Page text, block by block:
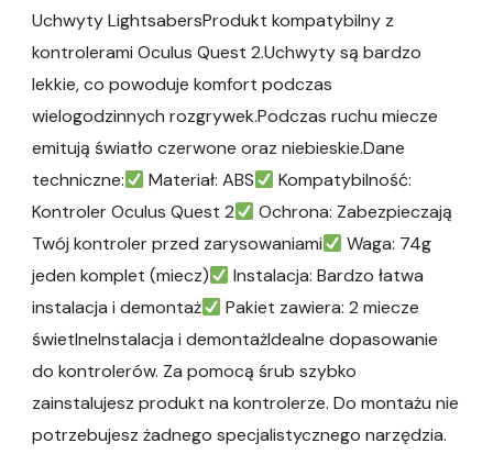
Uchwyty LightsabersProdukt kompatybilny z
kontrolerami Oculus Quest 2.Uchwyty są bardzo
lekkie, co powoduje komfort podczas
wielogodzinnych rozgrywek.Podczas ruchu miecze
emitują światło czerwone oraz niebieskie.Dane
techniczne:
Materiał: ABS
Kompatybilność:
Kontroler Oculus Quest 2
Ochrona: Zabezpieczają
Twój kontroler przed zarysowaniami
Waga: 74g
jeden komplet (miecz)
Instalacja: Bardzo łatwa
instalacja i demontaż
Pakiet zawiera: 2 miecze
świetlneInstalacja i demontażIdealne dopasowanie
do kontrolerów. Za pomocą śrub szybko
zainstalujesz produkt na kontrolerze. Do montażu nie
potrzebujesz żadnego specjalistycznego narzędzia.